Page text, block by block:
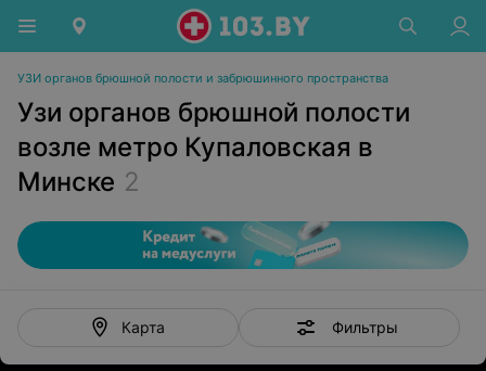
УЗИ органов брюшной полости и забрюшинного пространства
Узи органов брюшной полости
возле метро Купаловская в
Минске 2
Карта Фильтры